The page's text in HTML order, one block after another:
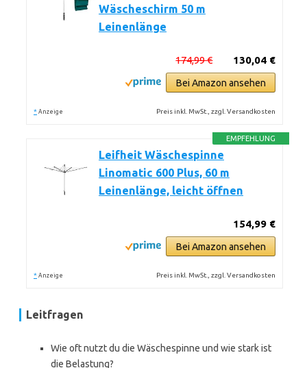
Wäscheschirm 50 m
Leinenlänge
130,04 €
174,99 €
Bei Amazon ansehen
* Anzeige Preis inkl. MwSt., zzgl. Versandkosten
EMPFEHLUNG
Leifheit Wäschespinne
Linomatic 600 Plus, 60 m
Leinenlänge, leicht öffnen
154,99 €
Bei Amazon ansehen
* Anzeige Preis inkl. MwSt., zzgl. Versandkosten
Leitfragen
Wie oft nutzt du die Wäschespinne und wie stark ist
die Belastung?